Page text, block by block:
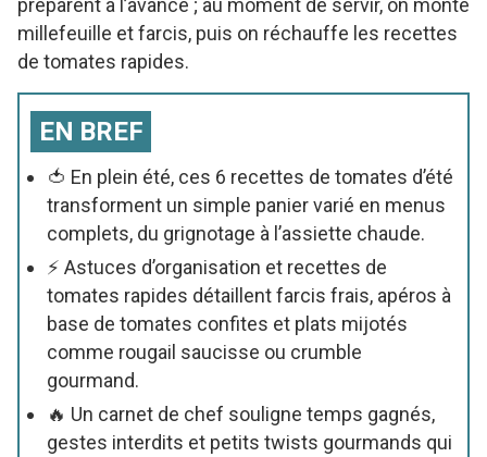
préparent à l’avance ; au moment de servir, on monte
millefeuille et farcis, puis on réchauffe les recettes
de tomates rapides.
EN BREF
🍅 En plein été, ces 6 recettes de tomates d’été
transforment un simple panier varié en menus
complets, du grignotage à l’assiette chaude.
⚡ Astuces d’organisation et recettes de
tomates rapides détaillent farcis frais, apéros à
base de tomates confites et plats mijotés
comme rougail saucisse ou crumble
gourmand.
🔥 Un carnet de chef souligne temps gagnés,
gestes interdits et petits twists gourmands qui